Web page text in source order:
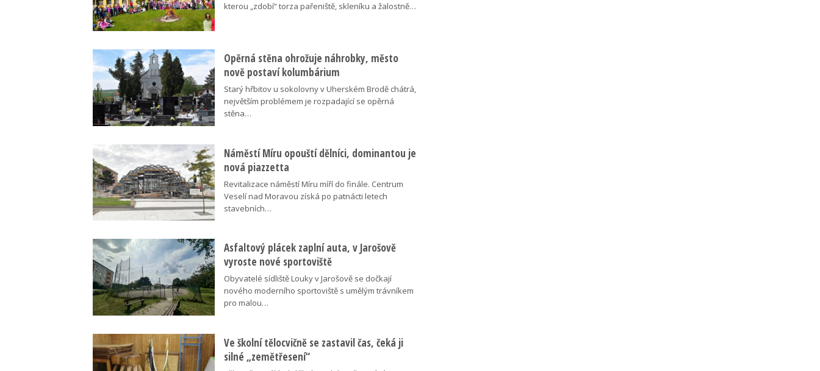
kterou „zdobí“ torza pařeniště, skleníku a žalostně…
Opěrná stěna ohrožuje náhrobky, město
nově postaví kolumbárium
Starý hřbitov u sokolovny v Uherském Brodě chátrá,
největším problémem je rozpadající se opěrná
stěna…
Náměstí Míru opouští dělníci, dominantou je
nová piazzetta
Revitalizace náměstí Míru míří do finále. Centrum
Veselí nad Moravou získá po patnácti letech
stavebních…
Asfaltový plácek zaplní auta, v Jarošově
vyroste nové sportoviště
Obyvatelé sídliště Louky v Jarošově se dočkají
nového moderního sportoviště s umělým trávníkem
pro malou…
Ve školní tělocvičně se zastavil čas, čeká ji
silné „zemětřesení“